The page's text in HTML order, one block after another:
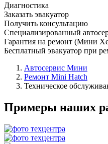
Диагностика
Заказать эвакуатор
Получить консультацию
Специализированный
Гарантия на ремонт (Мини
Бесплатный эвакуатор при
Автосервис Мини
Ремонт Mini Hatch
Техническое
Примеры наших